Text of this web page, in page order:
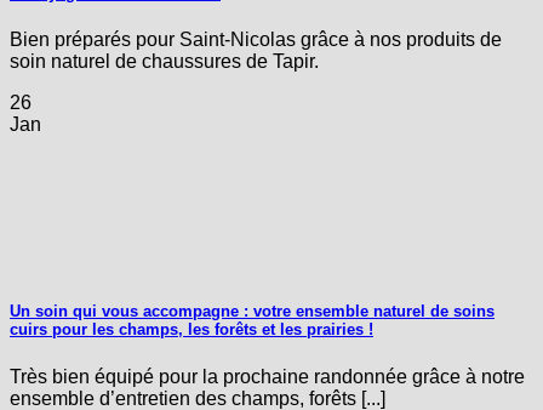
Bien préparés pour Saint-Nicolas grâce à nos produits de
soin naturel de chaussures de Tapir.
26
Jan
Un soin qui vous accompagne : votre ensemble naturel de soins
cuirs pour les champs, les forêts et les prairies !
Très bien équipé pour la prochaine randonnée grâce à notre
ensemble d’entretien des champs, forêts [...]